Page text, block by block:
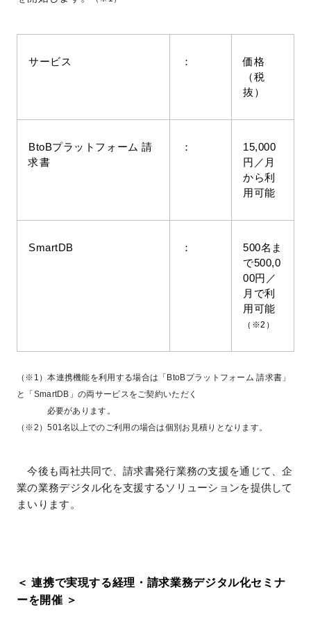
サービス ：
価格
（税
抜）
BtoBプラットフォーム 請
求書
：
15,000
円／月
から利
用可能
SmartDB ：
500名ま
で500,0
00円／
月で利
用可能
（※2）
（※1）本連携機能を利用する場合は「BtoBプラットフォーム 請求書」
と「SmartDB」の両サービスをご契約いただく
必要があります。
（※2）501名以上でのご利用の場合は個別お見積りとなります。
今後も両社共同で、請求書発行業務の支援を通じて、企
業の業務デジタル化を支援するソリューションを提供して
まいります。
＜ 連携で実現する経理・請求業務デジタル化セミナ
ーを開催 ＞